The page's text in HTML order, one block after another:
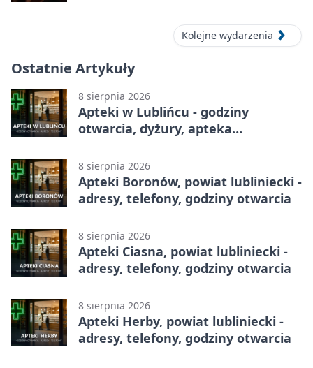
Kolejne wydarzenia
Ostatnie Artykuły
8 sierpnia 2026
Apteki w Lublińcu - godziny
otwarcia, dyżury, apteka
8 sierpnia 2026
Apteki Boronów, powiat lubliniecki -
adresy, telefony, godziny otwarcia
8 sierpnia 2026
Apteki Ciasna, powiat lubliniecki -
adresy, telefony, godziny otwarcia
8 sierpnia 2026
Apteki Herby, powiat lubliniecki -
adresy, telefony, godziny otwarcia